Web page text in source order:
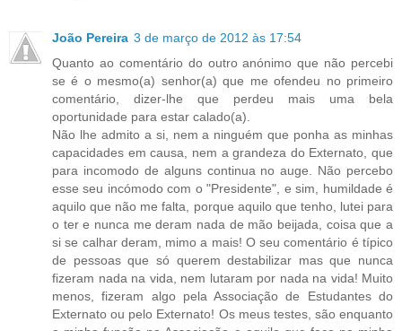
João Pereira 3 de março de 2012 às 17:54
Quanto ao comentário do outro anónimo que não percebi
se é o mesmo(a) senhor(a) que me ofendeu no primeiro
comentário, dizer-lhe que perdeu mais uma bela
oportunidade para estar calado(a).
Não lhe admito a si, nem a ninguém que ponha as minhas
capacidades em causa, nem a grandeza do Externato, que
para incomodo de alguns continua no auge. Não percebo
esse seu incómodo com o "Presidente", e sim, humildade é
aquilo que não me falta, porque aquilo que tenho, lutei para
o ter e nunca me deram nada de mão beijada, coisa que a
si se calhar deram, mimo a mais! O seu comentário é típico
de pessoas que só querem destabilizar mas que nunca
fizeram nada na vida, nem lutaram por nada na vida! Muito
menos, fizeram algo pela Associação de Estudantes do
Externato ou pelo Externato! Os meus testes, são enquanto